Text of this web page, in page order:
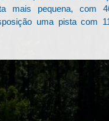
mais pequena, com
uma pista com